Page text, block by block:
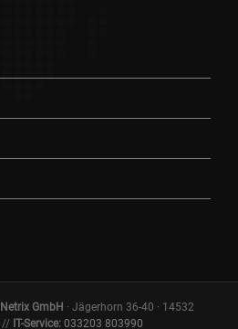
Netrix GmbH · Jägerhorn 36-40 · 14532
// IT-Service: 033203 803990